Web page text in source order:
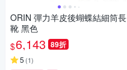
ORIN 彈力羊皮後蝴蝶結細筒長
靴 黑色
$6,143 89折
5 (1)